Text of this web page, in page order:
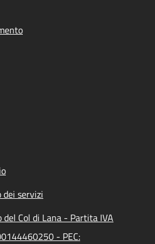
servizi
Col di Lana - Partita IVA
- PEC: